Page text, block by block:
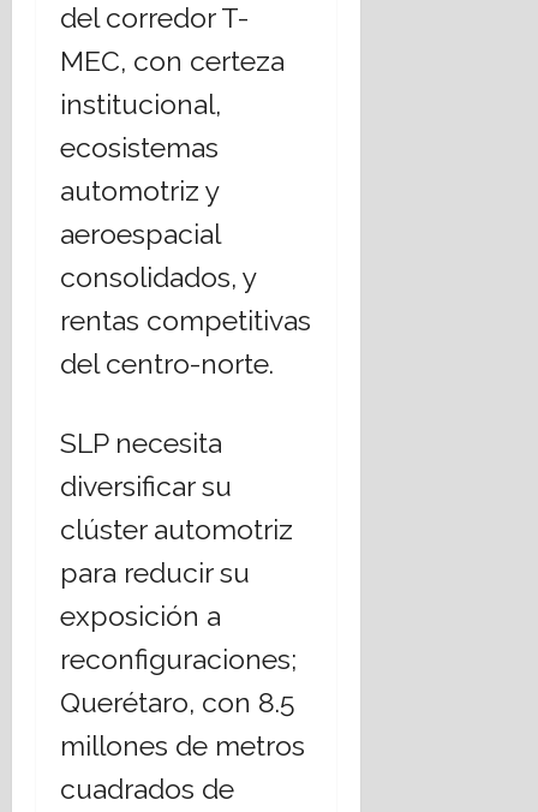
del corredor T-
MEC, con certeza
institucional,
ecosistemas
automotriz y
aeroespacial
consolidados, y
rentas competitivas
del centro-norte.
SLP necesita
diversificar su
clúster automotriz
para reducir su
exposición a
reconfiguraciones;
Querétaro, con 8.5
millones de metros
cuadrados de